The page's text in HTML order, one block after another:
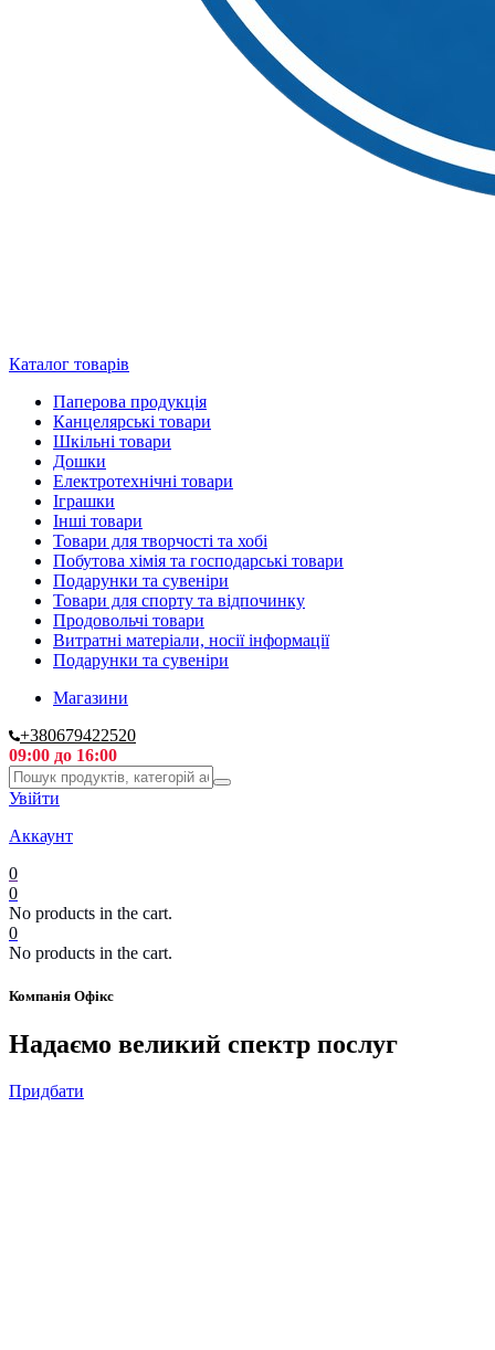
Каталог товарів
Паперова продукція
Канцелярські товари
Шкільні товари
Дошки
Електротехнічні товари
Іграшки
Інші товари
Товари для творчості та хобі
Побутова хімія та господарські товари
Подарунки та сувеніри
Товари для спорту та відпочинку
Продовольчі товари
Витратні матеріали, носії інформації
Подарунки та сувеніри
Магазини
+380679422520
09:00 до 16:00
Увійти
Аккаунт
0
0
No products in the cart.
0
No products in the cart.
Компанія Офікс
Надаємо великий спектр послуг
Придбати